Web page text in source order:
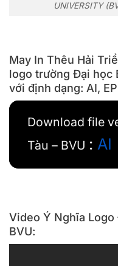
UNIVERSITY
May In Thêu Hải
logo trường Đại học
với định dạng: AI,
Download file
Tàu – BVU : AI
Video Ý Nghĩa Logo
BVU: